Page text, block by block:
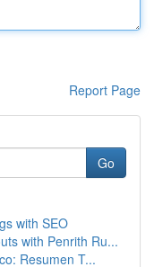
Report Page
Go
with SEO
with Penrith Ru...
Resumen T...